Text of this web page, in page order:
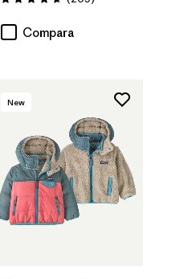
Valoración: 4.7 / 5
Compara
New